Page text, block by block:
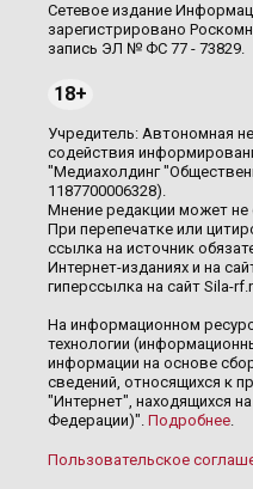
Сетевое издание
зарегистрировано
запись ЭЛ № ФС 77 - 73829.
18+
Учредитель: Автономная
содействия
"Медиахолдинг
1187700006328).
Мнение редакции может
При перепечатке или
ссылка на источник
Интернет-изданиях и на
гиперссылка на сайт Sila-
На информационном
технологии
информации на основе
сведений, относящихся к
"Интернет", находящихся
Федерации)". Подробнее.
Пользовательское